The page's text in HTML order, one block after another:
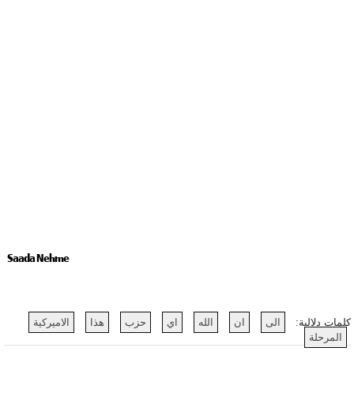
Saada Nehme
كلمات دلالية: الى ان الله اي حزب هذا
الاميركية
المرحلة